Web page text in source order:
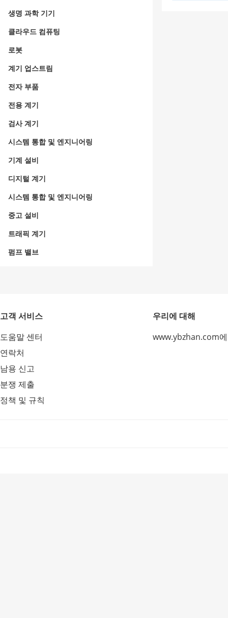
생명 과학 기기
클라우드 컴퓨팅
로봇
계기 업스트림
전자 부품
전용 계기
검사 계기
시스템 통합 및 엔지니어링
기계 설비
디지털 계기
시스템 통합 및 엔지니어링
중고 설비
트래픽 계기
펌프 밸브
고객 서비스
도움말 센터
연락처
남용 신고
분쟁 제출
정책 및 규칙
우리에 대해
www.ybzhan.com